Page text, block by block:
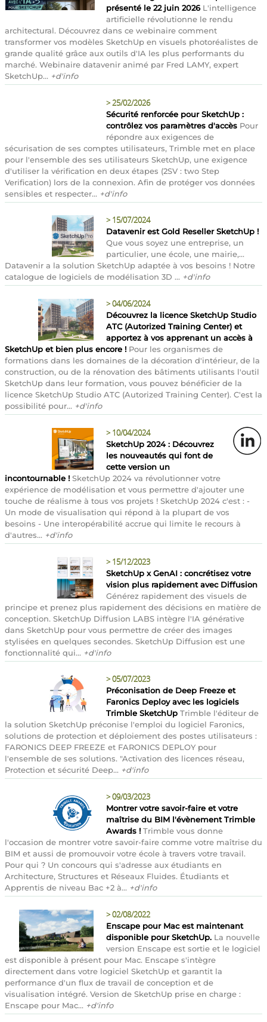
présenté le 22 juin 2026L'intelligence
artificielle révolutionne le rendu
architectural. Découvrez dans ce webinaire comment
transformer vos modèles SketchUp en visuels photoréalistes de
grande qualité grâce aux outils d'IA les plus performants du
marché. Webinaire datavenir animé par Fred LAMY, expert
SketchUp... +d'info
>25/02/2026
Sécurité renforcée pour SketchUp :
contrôlez vos paramètres d'accès Pour
répondre aux exigences de
sécurisation de ses comptes utilisateurs, Trimble met en place
pour l'ensemble des ses utilisateurs SketchUp, une exigence
d'utiliser la vérification en deux étapes (2SV : two Step
Verification) lors de la connexion. Afin de protéger vos données
sensibles et respecter... +d'info
> 15/07/2024
Datavenir est Gold Reseller SketchUp !
Que vous soyez une entreprise, un
particulier, une école, une mairie,...
Datavenir a la solution SketchUp adaptée à vos besoins ! Notre
catalogue de logiciels de modélisation 3D ... +d'info
>04/06/2024
Découvrez la licence SketchUp Studio
ATC (Autorized Training Center) et
apportez à vos apprenant un accès à
SketchUp et bien plus encore ! Pour les organismes de
formations dans les domaines de la décoration d'intérieur, de la
construction, ou de la rénovation des bâtiments utilisants l'outil
SketchUp dans leur formation, vous pouvez bénéficier de la
licence SketchUp Studio ATC (Autorized Training Center). C'est la
possibilité pour... +d'info
> 10/04/2024
SketchUp 2024 : Découvrez
les nouveautés qui font de
cette version un
incontournable ! SketchUp 2024 va révolutionner votre
expérience de modélisation et vous permettre d'ajouter une
touche de réalisme à tous vos projets ! SketchUp 2024 c'est : -
Un mode de visualisation qui répond à la plupart de vos
besoins - Une interopérabilité accrue qui limite le recours à
d'autres... +d'info
> 15/12/2023
SketchUp x GenAI : concrétisez votre
vision plus rapidement avec Diffusion
Générez rapidement des visuels de
principe et prenez plus rapidement des décisions en matière de
conception. SketchUp Diffusion LABS intègre l'IA générative
dans SketchUp pour vous permettre de créer des images
stylisées en quelques secondes. SketchUp Diffusion est une
fonctionnalité qui... +d'info
>05/07/2023
Préconisation de Deep Freeze et
Faronics Deploy avec les logiciels
Trimble SketchUp Trimble l'éditeur de
la solution SketchUp préconise l'emploi du logiciel Faronics,
solutions de protection et déploiement des postes utilisateurs :
FARONICS DEEP FREEZE et FARONICS DEPLOY pour
l'ensemble de ses solutions. "Activation des licences réseau,
Protection et sécurité Deep... +d'info
>09/03/2023
Montrer votre savoir-faire et votre
maîtrise du BIM l'évènement Trimble
Awards ! Trimble vous donne
l'occasion de montrer votre savoir-faire comme votre maîtrise du
BIM et aussi de promouvoir votre école à travers votre travail.
Pour qui ? Un concours qui s'adresse aux étudiants en
Architecture, Structures et Réseaux Fluides. Étudiants et
Apprentis de niveau Bac +2 à... +d'info
>02/08/2022
Enscape pour Mac est maintenant
disponible pour SketchUp. La nouvelle
version Enscape est sortie et le logiciel
est disponible à présent pour Mac. Enscape s'intègre
directement dans votre logiciel SketchUp et garantit la
performance d'un flux de travail de conception et de
visualisation intégré. Version de SketchUp prise en charge :
Enscape pour Mac... +d'info